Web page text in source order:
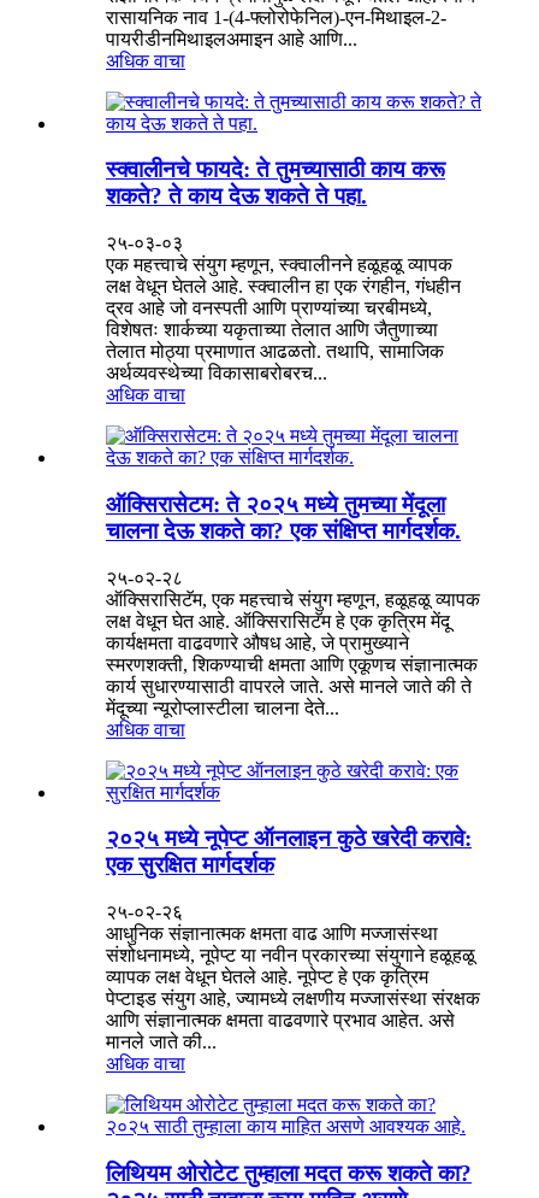
रासायनिक नाव 1-(4-फ्लोरोफेनिल)-एन-मिथाइल-2-
पायरीडीनमिथाइलअमाइन आहे आणि...
अधिक वाचा
स्क्वालीनचे फायदे: ते तुमच्यासाठी काय करू
शकते? ते काय देऊ शकते ते पहा.
२५-०३-०३
एक महत्त्वाचे संयुग म्हणून, स्क्वालीनने हळूहळू व्यापक
लक्ष वेधून घेतले आहे. स्क्वालीन हा एक रंगहीन, गंधहीन
द्रव आहे जो वनस्पती आणि प्राण्यांच्या चरबीमध्ये,
विशेषतः शार्कच्या यकृताच्या तेलात आणि जैतुणाच्या
तेलात मोठ्या प्रमाणात आढळतो. तथापि, सामाजिक
अर्थव्यवस्थेच्या विकासाबरोबरच...
अधिक वाचा
ऑक्सिरासेटम: ते २०२५ मध्ये तुमच्या मेंदूला
चालना देऊ शकते का? एक संक्षिप्त मार्गदर्शक.
२५-०२-२८
ऑक्सिरासिटॅम, एक महत्त्वाचे संयुग म्हणून, हळूहळू व्यापक
लक्ष वेधून घेत आहे. ऑक्सिरासिटॅम हे एक कृत्रिम मेंदू
कार्यक्षमता वाढवणारे औषध आहे, जे प्रामुख्याने
स्मरणशक्ती, शिकण्याची क्षमता आणि एकूणच संज्ञानात्मक
कार्य सुधारण्यासाठी वापरले जाते. असे मानले जाते की ते
मेंदूच्या न्यूरोप्लास्टीला चालना देते...
अधिक वाचा
२०२५ मध्ये नूपेप्ट ऑनलाइन कुठे खरेदी करावे:
एक सुरक्षित मार्गदर्शक
२५-०२-२६
आधुनिक संज्ञानात्मक क्षमता वाढ आणि मज्जासंस्था
संशोधनामध्ये, नूपेप्ट या नवीन प्रकारच्या संयुगाने हळूहळू
व्यापक लक्ष वेधून घेतले आहे. नूपेप्ट हे एक कृत्रिम
पेप्टाइड संयुग आहे, ज्यामध्ये लक्षणीय मज्जासंस्था संरक्षक
आणि संज्ञानात्मक क्षमता वाढवणारे प्रभाव आहेत. असे
मानले जाते की...
अधिक वाचा
लिथियम ओरोटेट तुम्हाला मदत करू शकते का?